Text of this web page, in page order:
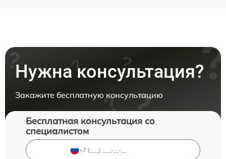
Нужна консультация?
Закажите бесплатную консультацию
Бесплатная консультация со
специалистом